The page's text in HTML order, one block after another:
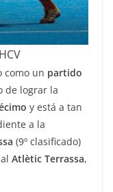
como un partido
de lograr la
y está a tan
a la
(9º clasificado)
Atlètic Terrassa,